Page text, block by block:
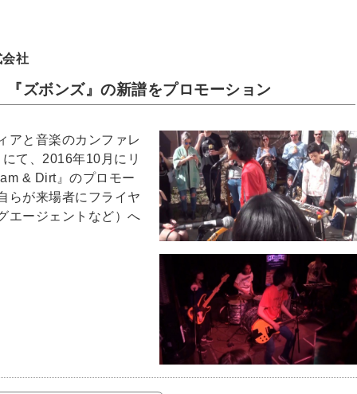
社
ズボンズ』の新譜をプロモーション
アと音楽のカンファレ
て、2016年10月にリ
& Dirt』のプロモー
らが来場者にフライヤ
エージェントなど）へ